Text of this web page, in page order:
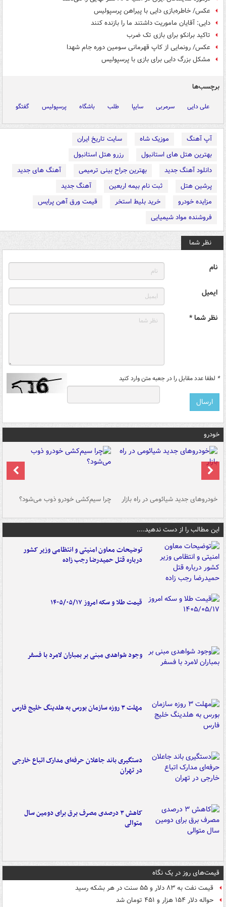
عکس/ خاطره‌بازی دایی با پیراهن پرسپولیس
دایی: آقایان ماموریت داشتند ما را بازنده کنند
تاکید برانکو برای بازی تک ضرب
عکس/ رونمایی از کاپ قهرمانی سومین دوره جام شهدا
مشکل بزرگ دایی برای بازی با پرسپولیس
برچسب‌ها
علی دایی سرمربی سایپا طلب باشگاه پرسپولیس گفتگو
آپ آهنگ موزیک شاه
سایت تاریخ ایران
بهترین هتل های استانبول
رزرو هتل استانبول
دانلود آهنگ جدید
بهترین جراح بینی ترمیمی
آهنگ های جدید
پرشین هتل
ثبت نام بیمه اربعین
آهنگ جدید
مزایده خودرو
خرید بلیط استخر
قیمت ورق آهن پرایس
فروشنده مواد شیمیایی
نظر شما
نام
ایمیل
نظر شما *
* لطفا عدد مقابل را در جعبه متن وارد کنید
خودرو
خودروهای جدید شیائومی در راه بازار چرا سیم‌کشی خودرو ذوب می‌شود؟
این مطالب را از دست ندهید....
توضیحات معاون امنیتی و انتظامی وزیر کشور
درباره قتل حمیدرضا رجب زاده
قیمت طلا و سکه امروز ۱۴۰۵/۰۵/۱۷
وجود شواهدی مبنی بر بمباران لامرد با فسفر
مهلت ۳ روزه سازمان بورس به هلدینگ خلیج فارس
دستگیری باند جاعلان حرفه‌ای مدارک اتباع خارجی
در تهران
کاهش ۳ درصدی مصرف برق برای دومین سال
متوالی
قیمت‌های روز در یک نگاه
قیمت نفت به ۸۳ دلار و ۵۵ سنت در هر بشکه رسید
حواله دلار ۱۵۴ هزار و ۴۵۱ تومان شد